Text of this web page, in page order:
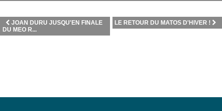
LE RETOUR DU MATOS D'HIVER !
JOAN DURU JUSQU'EN FINALE
DU MEO R...